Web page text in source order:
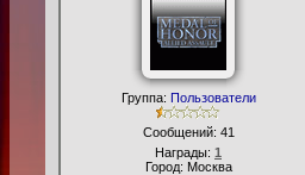
Группа: Пользователи
Сообщений: 41
Награды: 1
Город: Москва